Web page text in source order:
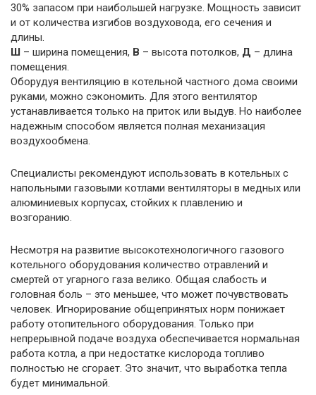
30% запасом при наибольшей нагрузке. Мощность зависит
и от количества изгибов воздуховода, его сечения и
длины.
Ш – ширина помещения, В – высота потолков, Д – длина
помещения.
Оборудуя вентиляцию в котельной частного дома своими
руками, можно сэкономить. Для этого вентилятор
устанавливается только на приток или выдув. Но наиболее
надежным способом является полная механизация
воздухообмена.
Специалисты рекомендуют использовать в котельных с
напольными газовыми котлами вентиляторы в медных или
алюминиевых корпусах, стойких к плавлению и
возгоранию.
Несмотря на развитие высокотехнологичного газового
котельного оборудования количество отравлений и
смертей от угарного газа велико. Общая слабость и
головная боль – это меньшее, что может почувствовать
человек. Игнорирование общепринятых норм понижает
работу отопительного оборудования. Только при
непрерывной подаче воздуха обеспечивается нормальная
работа котла, а при недостатке кислорода топливо
полностью не сгорает. Это значит, что выработка тепла
будет минимальной.